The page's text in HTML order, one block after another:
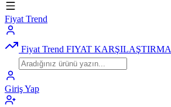
Fiyat Trend
Fiyat Trend FIYAT KARŞILAŞTIRMA
Giriş Yap